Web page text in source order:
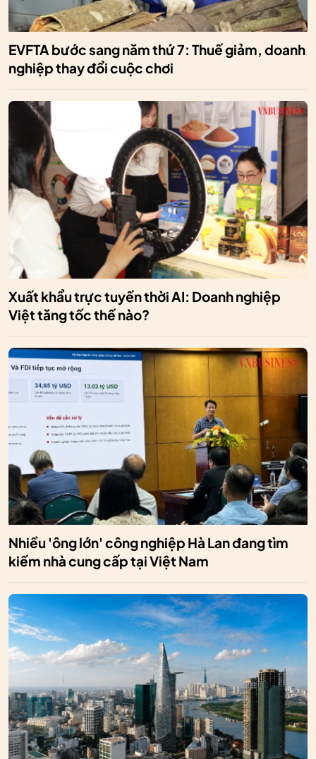
EVFTA bước sang năm thứ 7: Thuế giảm, doanh
nghiệp thay đổi cuộc chơi
Xuất khẩu trực tuyến thời AI: Doanh nghiệp
Việt tăng tốc thế nào?
Nhiều 'ông lớn' công nghiệp Hà Lan đang tìm
kiếm nhà cung cấp tại Việt Nam